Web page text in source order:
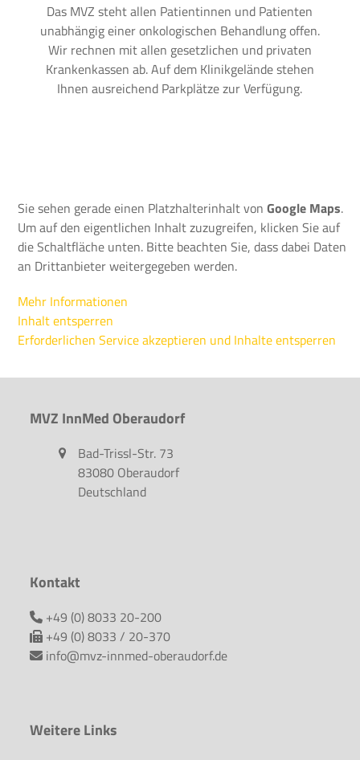
Das MVZ steht allen Patientinnen und Patienten
unabhängig einer onkologischen Behandlung offen.
Wir rechnen mit allen gesetzlichen und privaten
Krankenkassen ab. Auf dem Klinikgelände stehen
Ihnen ausreichend Parkplätze zur Verfügung.
Sie sehen gerade einen Platzhalterinhalt vonGoogle Maps.
Um auf den eigentlichen Inhalt zuzugreifen, klicken Sie auf
die Schaltfläche unten. Bitte beachten Sie, dass dabei Daten
an Drittanbieter weitergegeben werden.
Mehr Informationen
Inhalt entsperren
Erforderlichen Service akzeptieren und Inhalte entsperren
MVZ InnMed Oberaudorf
Bad-Trissl-Str. 73
83080 Oberaudorf
Deutschland
Kontakt
+49 (0) 8033 20-200
+49 (0) 8033 / 20-370
info@mvz-innmed-oberaudorf.de
Weitere Links